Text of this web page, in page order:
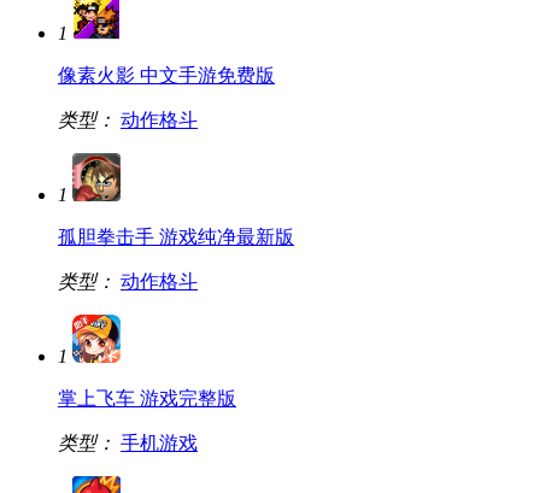
1
像素火影 中文手游免费版
类型： 动作格斗
1
孤胆拳击手 游戏纯净最新版
类型： 动作格斗
1
掌上飞车 游戏完整版
类型： 手机游戏